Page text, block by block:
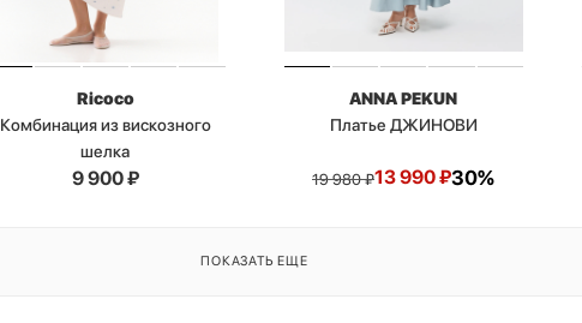
Ricoco
Комбинация из вискозного
шелка
9 900₽
ANNA PEKUN
Платье ДЖИНОВИ
19 980₽13 990₽30%
ПОКАЗАТЬ ЕЩЕ